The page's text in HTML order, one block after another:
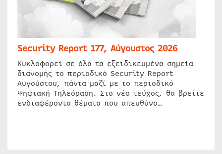
Security Report 177, Αύγουστος 2026
Κυκλοφορεί σε όλα τα εξειδικευμένα σημεία
διανομής το περιοδικό Security Report
Αυγούστου, πάντα μαζί με το περιοδικό
Ψηφιακή Τηλεόραση. Στο νέο τεύχος, θα βρείτε
ενδιαφέροντα θέματα που απευθύνο…